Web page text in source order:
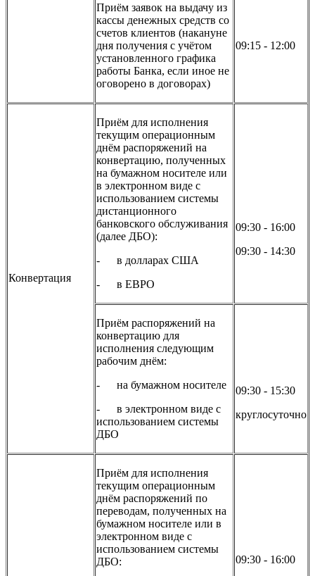
Приём заявок на выдачу из
кассы денежных средств со
счетов клиентов (накануне
дня получения с учётом
установленного графика
работы Банка, если иное не
оговорено в договорах)
09:15 - 12:00
Конвертация
Приём для исполнения
текущим операционным
днём распоряжений на
конвертацию, полученных
на бумажном носителе или
в электронном виде с
использованием системы
дистанционного
банковского обслуживания
(далее ДБО):
- в долларах США
- в ЕВРО
09:30 - 16:00
09:30 - 14:30
Приём распоряжений на
конвертацию для
исполнения следующим
рабочим днём:
- на бумажном носителе
- в электронном виде с
использованием системы
ДБО
09:30 - 15:30
круглосуточно
Приём для исполнения
текущим операционным
днём распоряжений по
переводам, полученных на
бумажном носителе или в
электронном виде с
использованием системы
ДБО:
09:30 - 16:00